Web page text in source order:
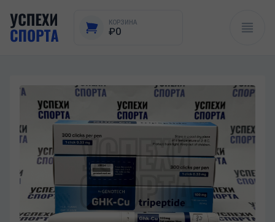
КОРЗИНА
₽0